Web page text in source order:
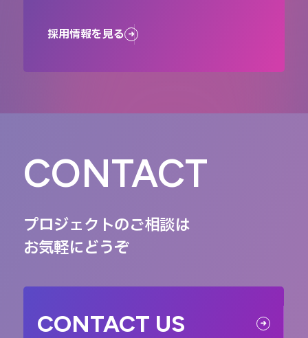
採用情報を見る
CONTACT
プロジェクトのご相談は
お気軽にどうぞ
CONTACT US